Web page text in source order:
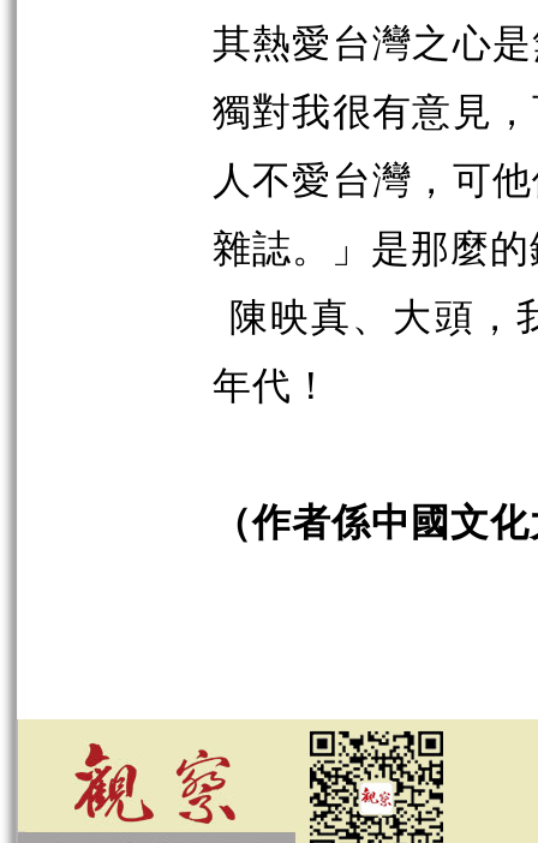
其熱愛台灣之心
獨對我很有意見
人不愛台灣，可
雜誌。」是那麼
陳映真、大頭，
年代！
（作者係中國文